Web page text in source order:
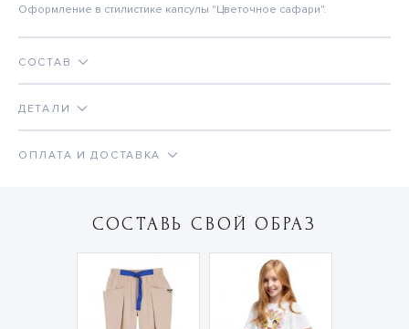
Оформление в стилистике капсулы "Цветочное сафари".
СОСТАВ
ДЕТАЛИ
ОПЛАТА И ДОСТАВКА
СОСТАВЬ СВОЙ ОБРАЗ